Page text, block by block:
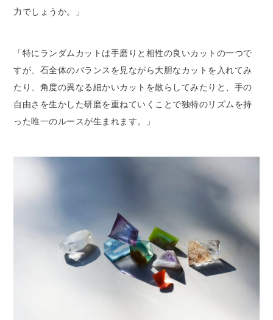
力でしょうか。」
「特にランダムカットは手磨りと相性の良いカットの一つで
すが、石全体のバランスを見ながら大胆なカットを入れてみ
たり、角度の異なる細かいカットを散らしてみたりと、手の
自由さを生かした研磨を重ねていくことで独特のリズムを持
った唯一のルースが生まれます。」